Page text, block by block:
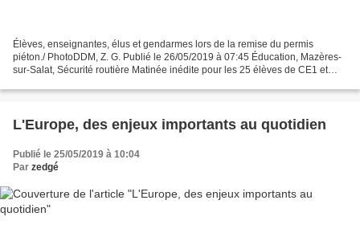
Élèves, enseignantes, élus et gendarmes lors de la remise du permis
piéton./ PhotoDDM, Z. G. Publié le 26/05/2019 à 07:45 Éducation, Mazères-
sur-Salat, Sécurité routière Matinée inédite pour les 25 élèves de CE1 et
L'Europe, des enjeux importants au quotidien
Publié le 25/05/2019 à 10:04
Par zedgé